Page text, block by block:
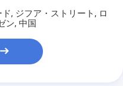
, ジフア・ストリート, ロ
ン, 中国